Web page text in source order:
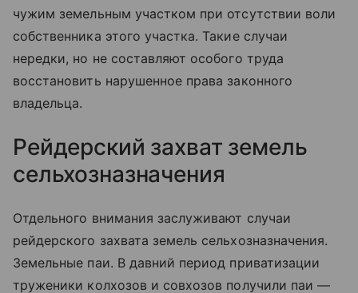
чужим земельным участком при отсутствии воли
собственника этого участка. Такие случаи
нередки, но не составляют особого труда
восстановить нарушенное права законного
владельца.
Рейдерский захват земель
сельхозназначения
Отдельного внимания заслуживают случаи
рейдерского захвата земель сельхозназначения.
Земельные паи. В давний период приватизации
труженики колхозов и совхозов получили паи —